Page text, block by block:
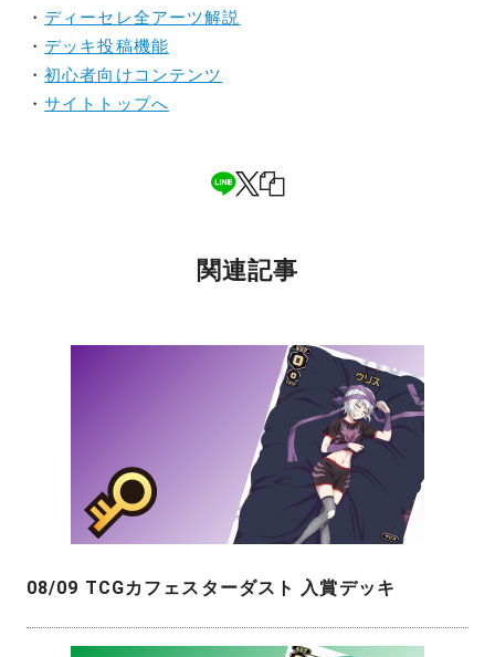
・ ディーセレ全アーツ解説
・ デッキ投稿機能
・初心者向けコンテンツ
・サイトトップへ
関連記事
08/09 TCGカフェスターダスト 入賞デッキ